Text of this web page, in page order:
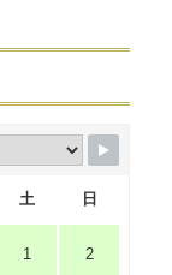
土 日
1 2